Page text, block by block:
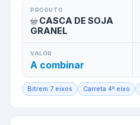
PRODUTO
CASCA DE SOJA
GRANEL
VALOR
A combinar
Bitrem 7 eixos Carreta 4º eixo